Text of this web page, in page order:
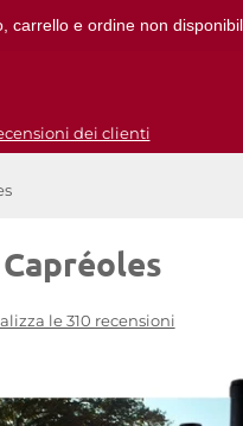
e ordine non
dei clienti
le 310 recensioni